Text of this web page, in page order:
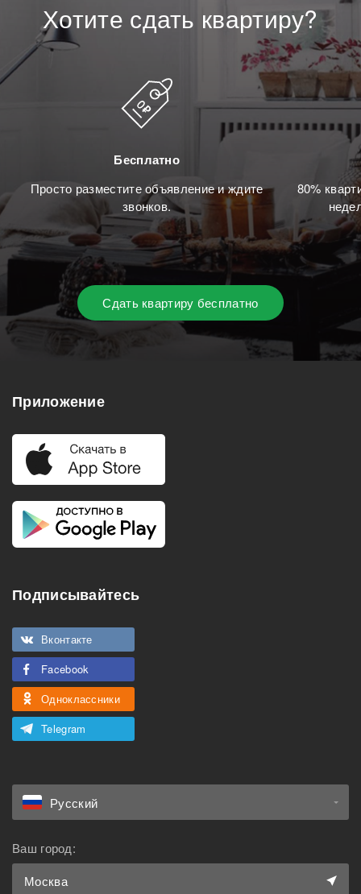
Хотите сдать квартиру?
Бесплатно
Просто разместите объявление и ждите
звонков.
80%
Сдать квартиру бесплатно
Приложение
Подписывайтесь
Вконтакте
Facebook
Одноклассники
Telegram
Русский
Ваш город:
Москва